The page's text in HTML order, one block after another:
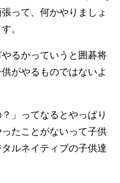
って、何かやりましょ
。
るかっていうと囲碁将
がやるものではないよ
」ってなるとやっぱり
たことがないって子供
ルネイティブの子供達